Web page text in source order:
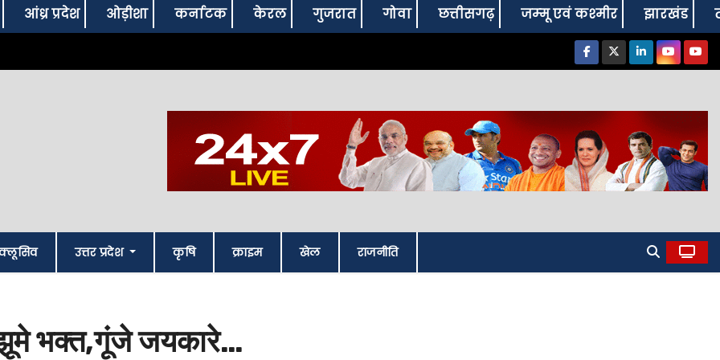
आंध्र प्रदेश ओड़ीशा कर्नाटक केरल गुजरात गोवा छत्तीसगढ़ जम्‍मू एवं कश्‍मीर झारखंड
उत्तर प्रदेश कृषि क्राइम खेल राजनीति
झूमे भक्त,गूंजे जयकारे…